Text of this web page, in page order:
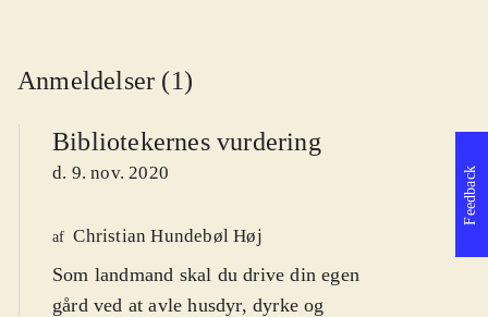
Anmeldelser (1)
Bibliotekernes vurdering
d. 9. nov. 2020
af Christian Hundebøl Høj
Som landmand skal du drive din egen
gård ved at avle husdyr, dyrke og
Feedback